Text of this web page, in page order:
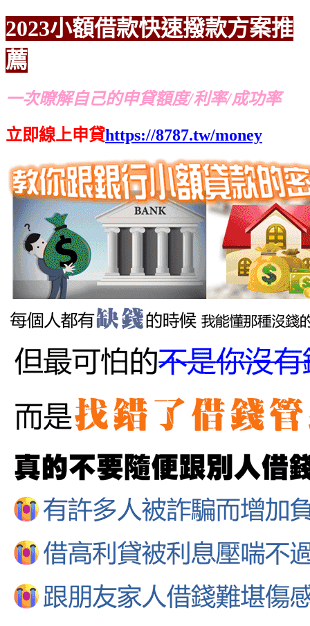
2023小額借款快速撥款方案推
薦
一次暸解自己的申貸額度/利率/成功率
立即線上申貸https://8787.tw/money